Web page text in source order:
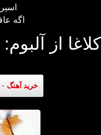
اگه
کلاغا از آلبوم:
خرید آهنگ ۱۵۰۰۰ تومان